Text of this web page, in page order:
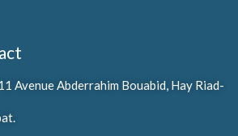
Avenue Abderrahim Bouabid, Hay Riad-